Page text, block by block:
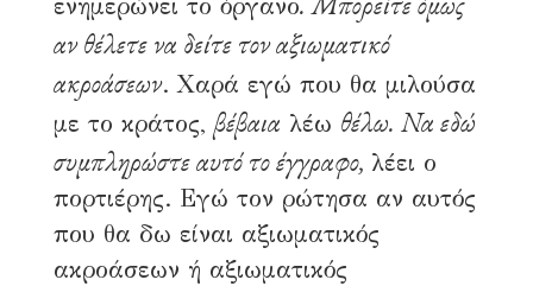
ενημερώνει το όργανο
αν θέλετε να δείτε τον αξιωματικό
ακροάσεων. Χαρά εγώ που θα μιλούσα
με το κράτος,βέβαια λέω θέλω. Να εδώ
συμπληρώστε αυτό το έγγραφο, λέει ο
πορτιέρης. Εγώ τον ρώτησα αν αυτός
που θα δω είναι αξιωματικός
ακροάσεων ή αξιωματικός